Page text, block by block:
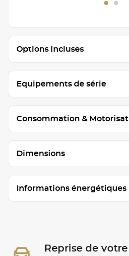
Options incluses
Equipements de série
Consommation &
Dimensions
Informations énergétiques
Reprise de